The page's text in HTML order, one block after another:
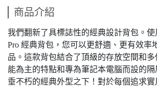
商品介紹
我們翻新了具標誌性的經典設計背包。使
Pro 經典背包，您可以更舒適、更有效率
品。這款背包結合了頂級的存放空間和
能為主的特點和專為筆記本電腦而設的
垂不朽的經典外型之下！對於每個追求